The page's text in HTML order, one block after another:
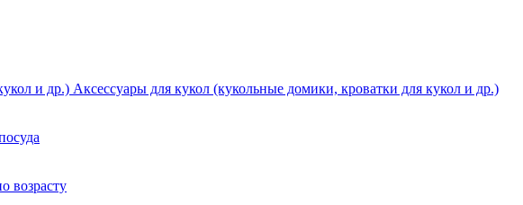
Аксессуары для кукол (кукольные домики, кроватки для кукол и др.)
возрасту